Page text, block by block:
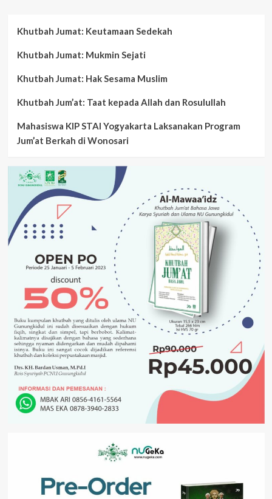
Khutbah Jumat: Keutamaan Sedekah
Khutbah Jumat: Mukmin Sejati
Khutbah Jumat: Hak Sesama Muslim
Khutbah Jum’at: Taat kepada Allah dan Rosulullah
Mahasiswa KIP STAI Yogyakarta Laksanakan Program
Jum’at Berkah di Wonosari